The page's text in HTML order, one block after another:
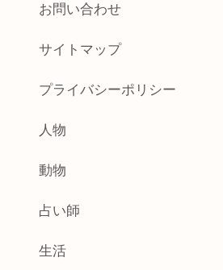
お問い合わせ
サイトマップ
プライバシーポリシー
人物
動物
占い師
生活